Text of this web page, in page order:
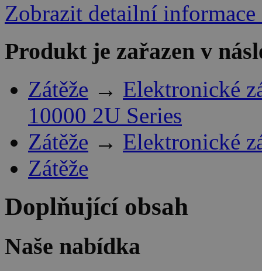
Zobrazit detailní informace
Produkt je zařazen v
Zátěže → Elektronické
10000 2U Series
Zátěže → Elektronické
Zátěže
Doplňující obsah
Naše nabídka